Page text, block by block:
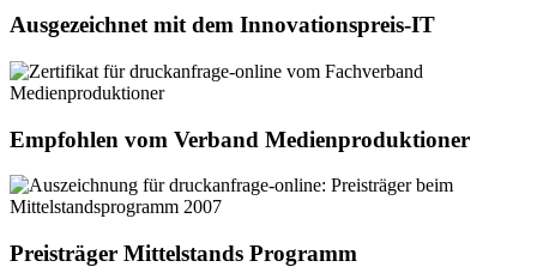
Ausgezeichnet mit dem Innovationspreis-IT
Empfohlen vom Verband Medienproduktioner
Preisträger Mittelstands Programm